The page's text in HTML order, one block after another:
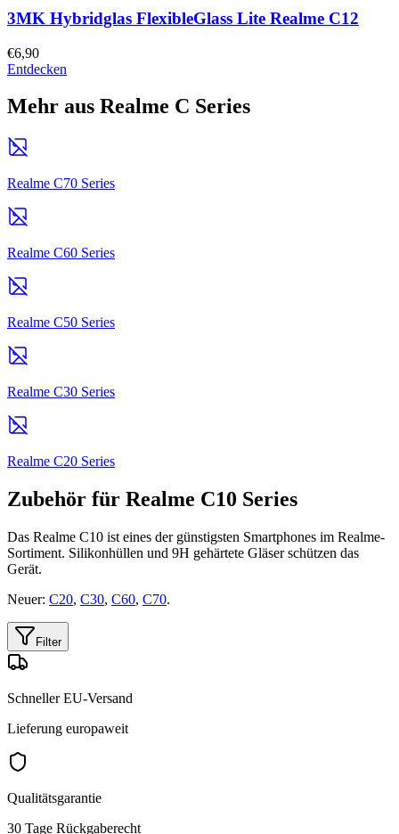
3MK Hybridglas FlexibleGlass Lite Realme C12
€6,90
Entdecken
Mehr aus Realme C Series
Realme C70 Series
Realme C60 Series
Realme C50 Series
Realme C30 Series
Realme C20 Series
Zubehör für Realme C10 Series
Das Realme C10 ist eines der günstigsten Smartphones im Realme-
Sortiment. Silikonhüllen und 9H gehärtete Gläser schützen das
Gerät.
Neuer: C20, C30, C60, C70.
Filter
Schneller EU-Versand
Lieferung europaweit
Qualitätsgarantie
30 Tage Rückgaberecht